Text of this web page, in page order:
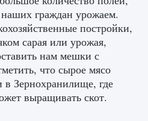
граждан урожаем.
постройки,
сарая или урожая,
нам мешки с
что сырое мясо
Зернохранилище, где
выращивать скот.